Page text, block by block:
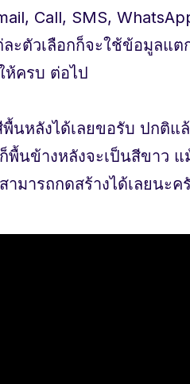
Call, SMS,
ละตัวเลือกก็จะใช้ข้อมูลแ
ห้ครบ ต่อไป
นหลังได้เลยขอรับ ปกติแ
พื้นข้างหลังจะเป็นสีขาว
ามารถกดสร้างได้เลยนะค